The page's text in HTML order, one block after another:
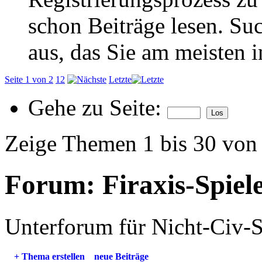
schon Beiträge lesen.
aus, das Sie am meisten
Seite 1 von 2 1 2 Letzte
Gehe zu Seite:
Zeige Themen 1 bis 30
Forum: Firaxis-
Unterforum für Nicht-Civ-
+ Thema erstellen neue Beiträge